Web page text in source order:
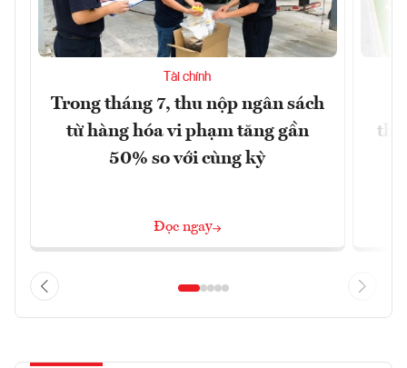
Tài chính
Trong tháng 7, thu nộp ngân sách
từ hàng hóa vi phạm tăng gần
50% so với cùng kỳ
Đọc ngay